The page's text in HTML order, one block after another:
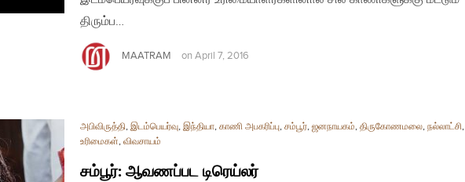
திரும்ப…
MAATRAM on April 7, 2016
அபிவிருத்தி, இடம்பெயர்வு, இந்தியா, காணி அபகரிப்பு, சம்பூர், ஜனநாயகம், திருகோணமலை, நல்லாட்சி,
உரிமைகள், விவசாயம்
சம்பூர்: ஆவணப்பட டிரெய்லர்